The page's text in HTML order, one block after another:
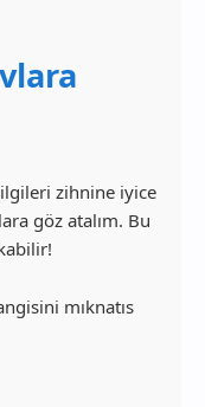
zihnine iyice
göz atalım. Bu
mıknatıs